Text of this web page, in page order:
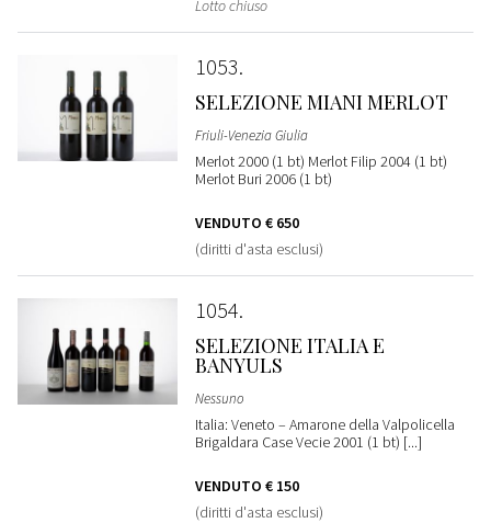
Lotto chiuso
1053
SELEZIONE MIANI MERLOT
Friuli-Venezia Giulia
Merlot 2000 (1 bt) Merlot Filip 2004 (1 bt)
Merlot Buri 2006 (1 bt)
VENDUTO € 650
(diritti d'asta esclusi)
1054
SELEZIONE ITALIA E
BANYULS
Nessuno
Italia: Veneto – Amarone della Valpolicella
Brigaldara Case Vecie 2001 (1 bt) [...]
VENDUTO € 150
(diritti d'asta esclusi)